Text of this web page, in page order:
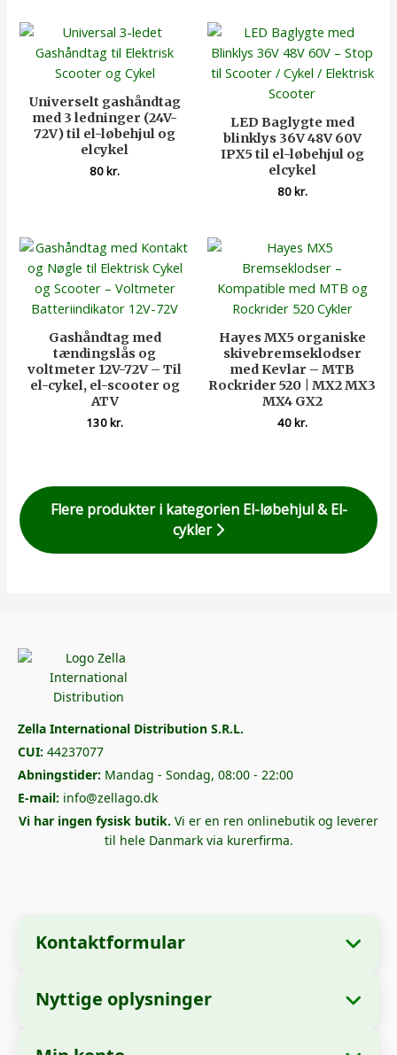
Universelt gashåndtag
med 3 ledninger (24V-
72V) til el-løbehjul og
elcykel
80kr.
LED Baglygte med
blinklys 36V 48V 60V
IPX5 til el-løbehjul og
elcykel
80kr.
Gashåndtag med
tændingslås og
voltmeter 12V-72V – Til
el-cykel, el-scooter og
ATV
130kr.
Hayes MX5 organiske
skivebremseklodser
med Kevlar – MTB
Rockrider 520 | MX2 MX3
MX4 GX2
40kr.
Flere produkter i kategorien El-løbehjul & El-
cykler
Zella International Distribution S.R.L.
CUI: 44237077
Abningstider: Mandag - Sondag, 08:00 - 22:00
E-mail: info@zellago.dk
Vi har ingen fysisk butik. Vi er en ren onlinebutik og leverer
til hele Danmark via kurerfirma.
Kontaktformular
Virksomhedsoplysninger
Virksomhedsnavn:
Nyttige oplysninger